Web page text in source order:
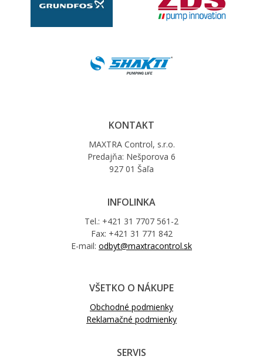
KONTAKT
MAXTRA Control, s.r.o.
Predajňa: Nešporova 6
927 01 Šaľa
INFOLINKA
Tel.: +421 31 7707 561-2
Fax: +421 31 771 842
E-mail: odbyt@maxtracontrol.sk
VŠETKO O NÁKUPE
Obchodné podmienky
Reklamačné podmienky
SERVIS